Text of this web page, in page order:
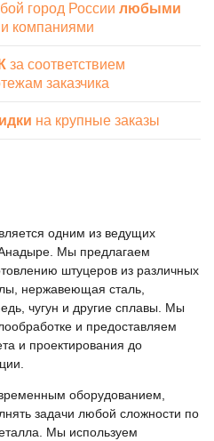
город России любыми
компаниями
за соответствием
заказчика
на крупные заказы
одним из ведущих
Мы предлагаем
штуцеров из различных
нержавеющая сталь,
чугун и другие сплавы. Мы
и предоставляем
и проектирования до
оборудованием,
задачи любой сложности по
Мы используем